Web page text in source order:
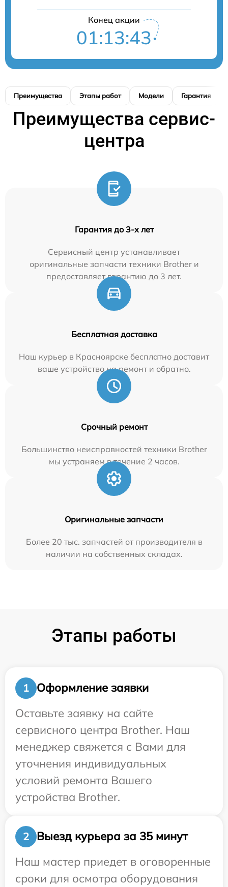
Конец акции
01:13:42
Преимущества Этапы работ Модели Гарантия
Преимущества сервис-
центра
Гарантия до 3-х лет
Сервисный центр устанавливает
оригинальные запчасти техники Brother и
предоставляет гарантию до 3 лет.
Бесплатная доставка
Наш курьер в Красноярске бесплатно доставит
ваше устройство на ремонт и обратно.
Срочный ремонт
Большинство неисправностей техники Brother
мы устраняем в течение 2 часов.
Оригинальные запчасти
Более 20 тыс. запчастей от производителя в
наличии на собственных складах.
Этапы работы
1
Оформление заявки
Оставьте заявку на сайте
сервисного центра Brother. Наш
менеджер свяжется с Вами для
уточнения индивидуальных
условий ремонта Вашего
устройства Brother.
2
Выезд курьера за 35 минут
Наш мастер приедет в оговоренные
сроки для осмотра оборудования